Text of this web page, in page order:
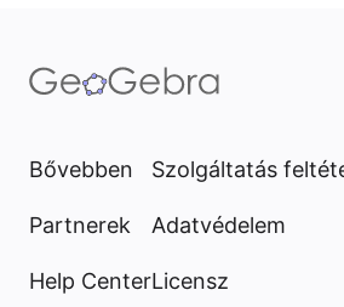
Bővebben
Partnerek
Help Center
Szolgáltatás
Adatvédelem
Licensz